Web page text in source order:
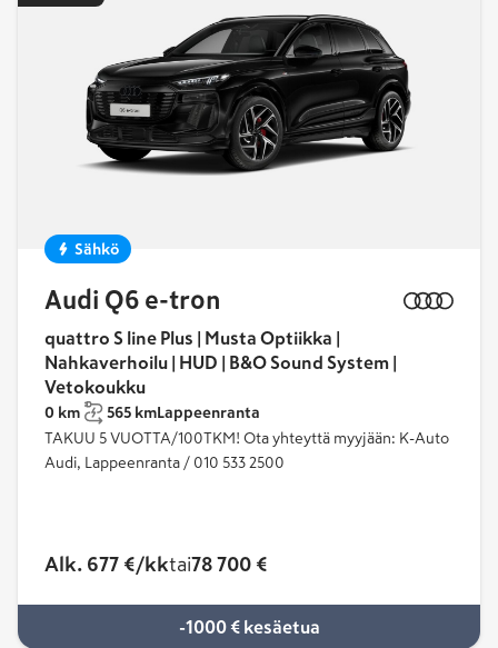
Sähkö
Audi Q6 e-tron
quattro S line Plus | Musta Optiikka |
Nahkaverhoilu | HUD | B&O Sound System |
Vetokoukku
0 km 565 km Lappeenranta
TAKUU 5 VUOTTA/100TKM! Ota yhteyttä myyjään: K-Auto
Audi, Lappeenranta / 010 533 2500
Alk. 677 €/kktai78 700 €
-1000 € kesäetua